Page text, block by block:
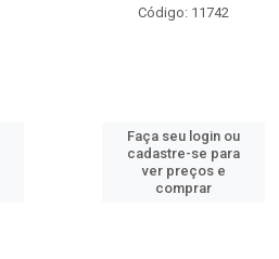
Código: 11742
Faça seu login ou
cadastre-se para
ver preços e
comprar